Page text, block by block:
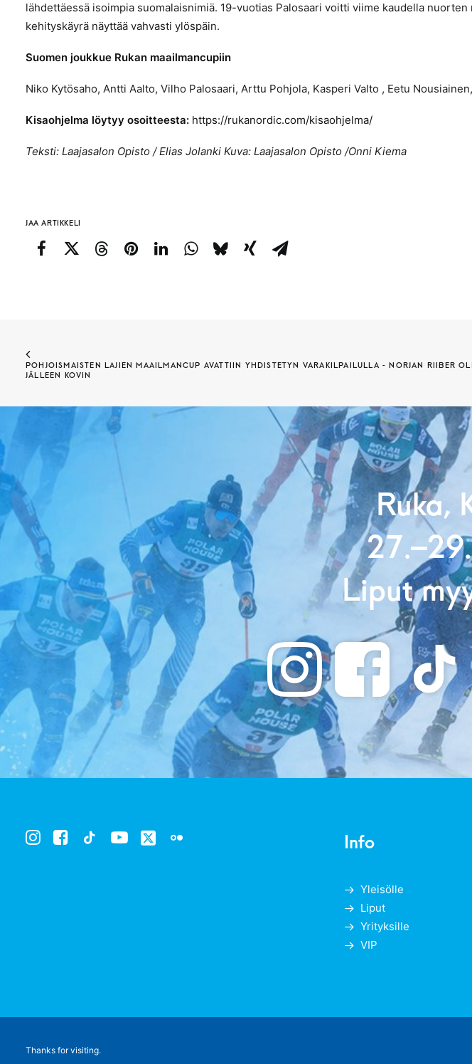
lähdettäessä isoimpia suomalaisnimiä. 19-vuotias Palosaari voitti viime kaudella nuorten
kehityskäyrä näyttää vahvasti ylöspäin.
Suomen joukkue Rukan maailmancupiin
Niko Kytösaho, Antti Aalto, Vilho Palosaari, Arttu Pohjola, Kasperi Valto , Eetu
Kisaohjelma löytyy osoitteesta: https://rukanordic.com/kisaohjelma/
Teksti: Laajasalon Opisto / Elias Jolanki Kuva: Laajasalon Opisto /Onni Kiema
JAA ARTIKKELI
POHJOISMAISTEN LAJIEN MAAILMANCUP AVATTIIN YHDISTETYN VARAKILPAILULLA - NORJAN RIIBER OLI
JÄLLEEN KOVIN
Ruka,
Liput
Info
Yleisölle
Liput
Yrityksille
VIP
Thanks for visiting.